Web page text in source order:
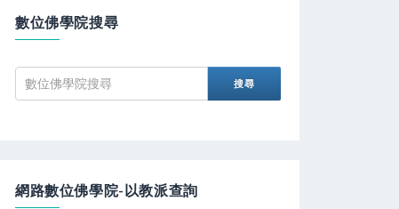
數位佛學院搜尋
網路數位佛學院-以教派查詢